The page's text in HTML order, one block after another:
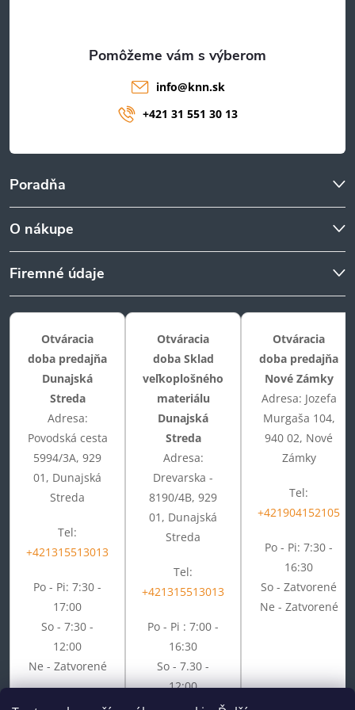
Poradňa
O nákupe
Firemné údaje
info@knn.sk
+421 31 551 30 13
Otváracia
doba predajňa
Dunajská
Streda
Adresa:
Povodská cesta
5994/3A, 929
01, Dunajská
Streda
Tel:
+421315513013
Po - Pi: 7:30 -
17:00
So - 7:30 -
12:00
Ne - Zatvorené
Otváracia
doba Sklad
veľkoplošného
materiálu
Dunajská
Streda
Adresa:
Drevarska -
8190/4B, 929
01, Dunajská
Streda
Tel:
+421315513013
Po - Pi : 7:00 -
16:30
So - 7.30 -
12:00
Ne - Zatvorené
Otváracia
doba predajňa
Nové Zámky
Adresa: Jozefa
Murgaša 104,
940 02, Nové
Zámky
Tel:
+421904152105
Po - Pi: 7:30 -
16:30
So - Zatvorené
Ne - Zatvorené